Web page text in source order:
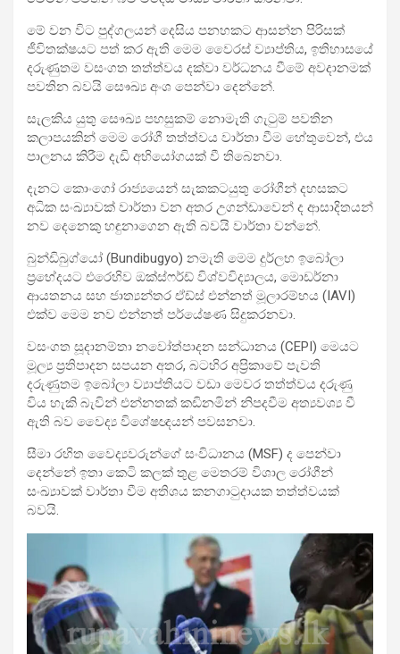
මේ වන විට පුද්ගලයන් දෙසිය පනහකට ආසන්න පිරිසක්
ජීවිතක්ෂයට පත් කර ඇති මෙම වෛරස් ව්‍යාප්තිය, ඉතිහාසයේ
දරුණුතම වසංගත තත්ත්වය දක්වා වර්ධනය වීමේ අවදානමක්
පවතින බවයි සෞඛ්‍ය අංශ පෙන්වා දෙන්නේ.
සැලකිය යුතු සෞඛ්‍ය පහසුකම් නොමැති ගැටුම් පවතින
කලාපයකින් මෙම රෝගී තත්ත්වය වාර්තා වීම හේතුවෙන්, එය
පාලනය කිරීම දැඩි අභියෝගයක් වී තිබෙනවා.
දැනට කොංගෝ රාජ්‍යයෙන් සැකකටයුතු රෝගීන් දහසකට
අධික සංඛ්‍යාවක් වාර්තා වන අතර උගන්ඩාවෙන් ද ආසාදිතයන්
නව දෙනෙකු හඳුනාගෙන ඇති බවයි වාර්තා වන්නේ.
බුන්ඩිබුග්යෝ (Bundibugyo) නමැති මෙම දුර්ලභ ඉබෝලා
ප්‍රභේදයට එරෙහිව ඔක්ස්ෆර්ඩ් විශ්වවිද්‍යාලය, මොඩර්නා
ආයතනය සහ ජාත්‍යන්තර ඒඩ්ස් එන්නත් මූලාරම්භය (IAVI)
එක්ව මෙම නව එන්නත් පර්යේෂණ සිදුකරනවා.
වසංගත සූදානම්තා නවෝත්පාදන සන්ධානය (CEPI) මෙයට
මූල්‍ය ප්‍රතිපාදන සපයන අතර, බටහිර අප්‍රිකාවේ පැවති
දරුණුතම ඉබෝලා ව්‍යාප්තියට වඩා මෙවර තත්ත්වය දරුණු
විය හැකි බැවින් එන්නතක් කඩිනමින් නිපදවීම අත්‍යවශ්‍ය වී
ඇති බව වෛද්‍ය විශේෂඥයන් පවසනවා.
සීමා රහිත වෛද්‍යවරුන්ගේ සංවිධානය (MSF) ද පෙන්වා
දෙන්නේ ඉතා කෙටි කලක් තුළ මෙතරම් විශාල රෝගීන්
සංඛ්‍යාවක් වාර්තා වීම අතිශය කනගාටුදායක තත්ත්වයක්
බවයි.